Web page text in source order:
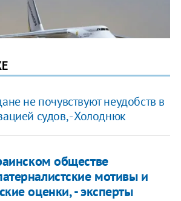
не почувствуют неудобств в
судов, - Холоднюк
обществе
мотивы и
оценки, - эксперты